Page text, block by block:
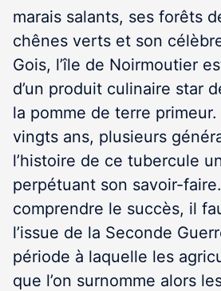
marais salants, ses forêts
chênes verts et son
Gois, l’île de Noirmoutier
d’un produit culinaire star
la pomme de terre
vingts ans, plusieurs
l’histoire de ce tubercule
perpétuant son savoir-
comprendre le succès, il
l’issue de la Seconde
période à laquelle les
que l’on surnomme alors